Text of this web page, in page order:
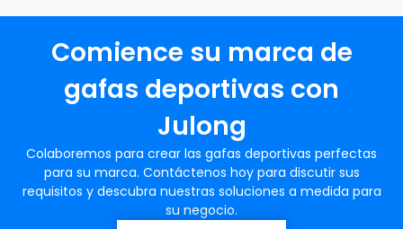
Comience su marca de
gafas deportivas con
Julong
Colaboremos para crear las gafas deportivas perfectas
para su marca. Contáctenos hoy para discutir sus
requisitos y descubra nuestras soluciones a medida para
su negocio.